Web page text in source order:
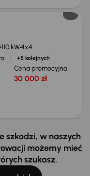
110 kW4x4
+5 kolejnych
Cena promocyjna
30 000 zł
szkodzi, w naszych
możemy mieć
szukasz.